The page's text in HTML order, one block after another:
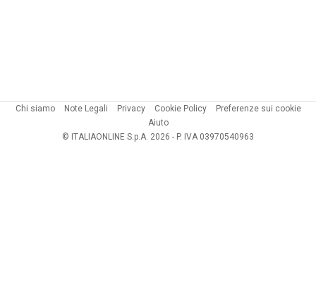
Chi siamo Note Legali Privacy Cookie Policy
Preferenze sui cookie
Aiuto
© ITALIAONLINE S.p.A. 2026 - P. IVA 03970540963